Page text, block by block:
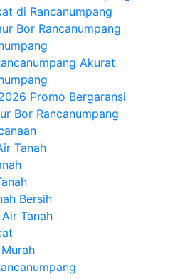
di Rancanumpang
Bor Rancanumpang
Akurat
Promo Bergaransi
Bor Rancanumpang
Tanah
Bersih
Tanah